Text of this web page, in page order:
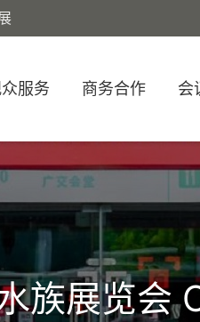
服务 商务合作 会
族展览会